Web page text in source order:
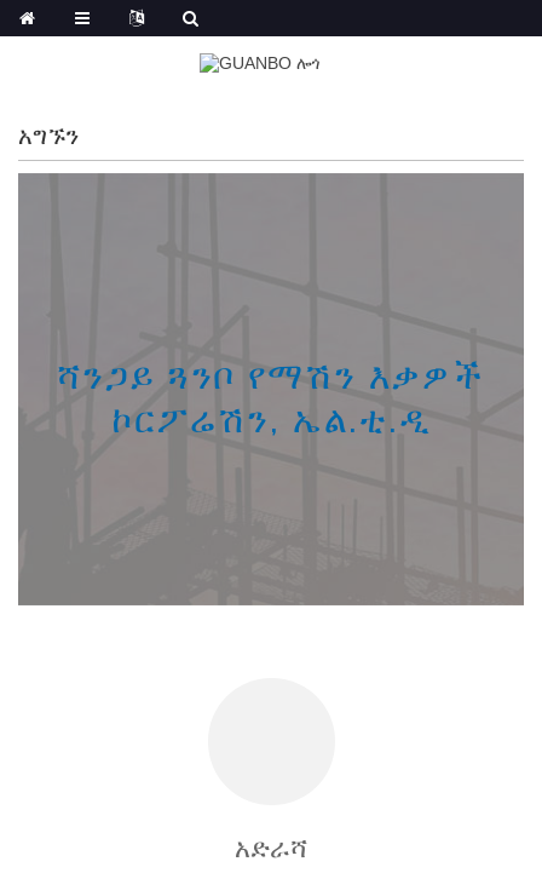
አግኙን
ሻንጋይ ጓንቦ የማሽን እቃዎች
ኮርፖሬሽን, ኤል.ቲ.ዲ
አድራሻ